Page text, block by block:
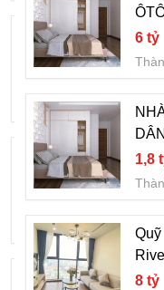
🏡
Gia
6 tỷ
KỀ
1,8
cần
8 tỷ